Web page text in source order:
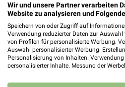
Premio Tuning Autozubehörkatalog 2026
Gültig 2026
ALLE
Alle Filialen, Adressen
Wir und unsere Partner verarbeiten
Website zu analysieren und
Speichern von oder Zugriff auf
Verwendung reduzierter Daten zur
von Profilen für personalisierte Werbung.
Auswahl personalisierter Werbung.
Personalisierung von Inhalten.
personalisierter Inhalte. Messung der
Kombinationen von Daten aus